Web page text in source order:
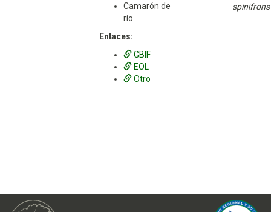
Camarón de
río
Enlaces:
GBIF
EOL
Otro
spinifrons